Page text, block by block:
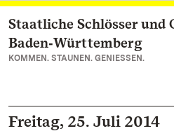
Zum Hauptinhalt springen
Staatliche Schlösser und
Baden‑Württemberg
KOMMEN. STAUNEN. GENIESSEN.
Freitag, 25. Juli 2014